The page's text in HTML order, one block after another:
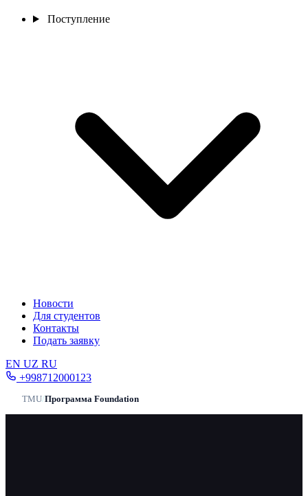
Поступление
Новости
Для студентов
Контакты
Подать заявку
EN UZ RU
+998712000123
TMU/Программа Foundation